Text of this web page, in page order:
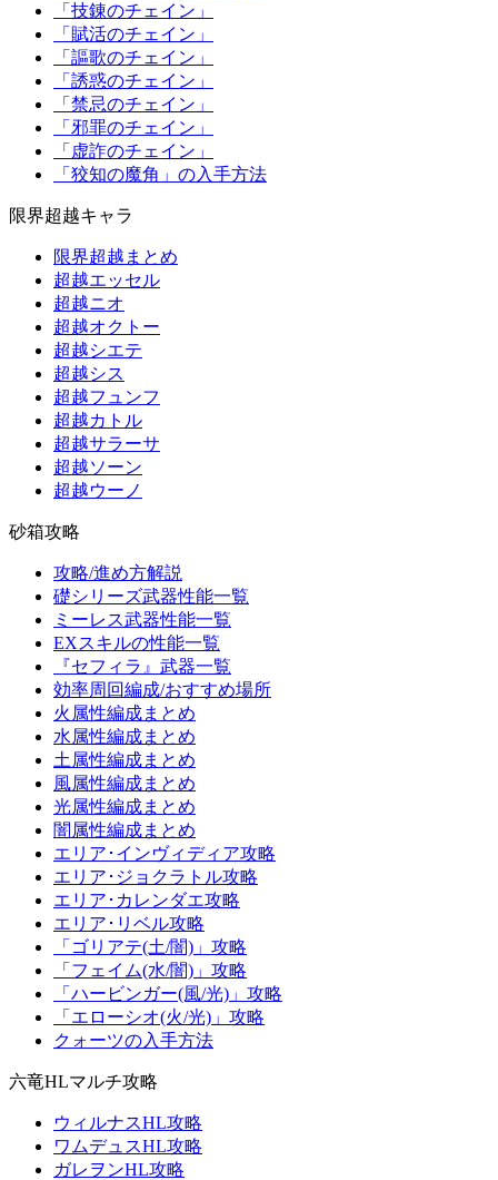
「技錬のチェイン」
「賦活のチェイン」
「謳歌のチェイン」
「誘惑のチェイン」
「禁忌のチェイン」
「邪罪のチェイン」
「虚詐のチェイン」
「狡知の魔角」の入手方法
限界超越キャラ
限界超越まとめ
超越エッセル
超越ニオ
超越オクトー
超越シエテ
超越シス
超越フュンフ
超越カトル
超越サラーサ
超越ソーン
超越ウーノ
砂箱攻略
攻略/進め方解説
礎シリーズ武器性能一覧
ミーレス武器性能一覧
EXスキルの性能一覧
『セフィラ』武器一覧
効率周回編成/おすすめ場所
火属性編成まとめ
水属性編成まとめ
土属性編成まとめ
風属性編成まとめ
光属性編成まとめ
闇属性編成まとめ
エリア･インヴィディア攻略
エリア･ジョクラトル攻略
エリア･カレンダエ攻略
エリア･リベル攻略
「ゴリアテ(土/闇)」攻略
「フェイム(水/闇)」攻略
「ハービンガー(風/光)」攻略
「エローシオ(火/光)」攻略
クォーツの入手方法
六竜HLマルチ攻略
ウィルナスHL攻略
ワムデュスHL攻略
ガレヲンHL攻略